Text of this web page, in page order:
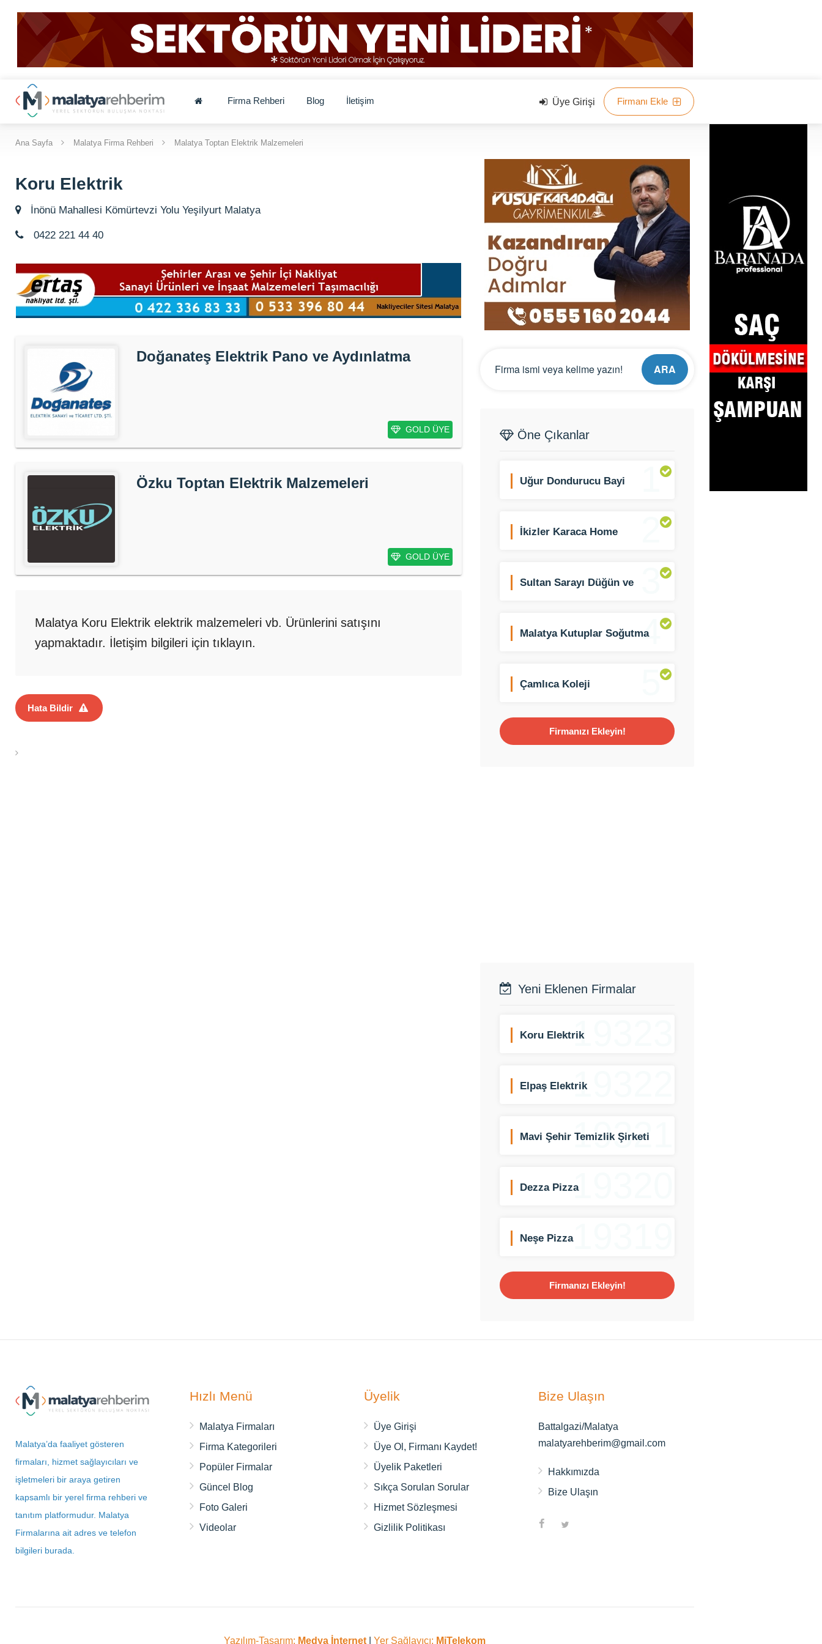
Firma Rehberi Blog İletişim Üye Girişi Firmanı Ekle
Ana Sayfa Malatya Firma Rehberi Malatya Toptan Elektrik Malzemeleri
Koru Elektrik
İnönü Mahallesi Kömürtevzi Yolu Yeşilyurt Malatya
0422 221 44 40
Doğanateş Elektrik Pano ve Aydınlatma
GOLD ÜYE
Özku Toptan Elektrik Malzemeleri
GOLD ÜYE
Malatya Koru Elektrik elektrik malzemeleri vb. Ürünlerini satışını
yapmaktadır. İletişim bilgileri için tıklayın.
Hata Bildir
ARA
Öne Çıkanlar
1
Uğur Dondurucu Bayi
2
İkizler Karaca Home
3
Sultan Sarayı Düğün ve
4
Malatya Kutuplar Soğutma
5
Çamlıca Koleji
Firmanızı Ekleyin!
Yeni Eklenen Firmalar
19323
Koru Elektrik
19322
Elpaş Elektrik
19321
Mavi Şehir Temizlik Şirketi
19320
Dezza Pizza
19319
Neşe Pizza
Firmanızı Ekleyin!
Malatya’da faaliyet gösteren
firmaları, hizmet sağlayıcıları ve
işletmeleri bir araya getiren
kapsamlı bir yerel firma rehberi ve
tanıtım platformudur. Malatya
Firmalarına ait adres ve telefon
bilgileri burada.
Hızlı Menü
Malatya Firmaları
Firma Kategorileri
Popüler Firmalar
Güncel Blog
Foto Galeri
Videolar
Üyelik
Üye Girişi
Üye Ol, Firmanı Kaydet!
Üyelik Paketleri
Sıkça Sorulan Sorular
Hizmet Sözleşmesi
Gizlilik Politikası
Bize Ulaşın
Battalgazi/Malatya
malatyarehberim@gmail.com
Hakkımızda
Bize Ulaşın
Yazılım-Tasarım: Medya İnternet Yer Sağlayıcı: MiTelekom